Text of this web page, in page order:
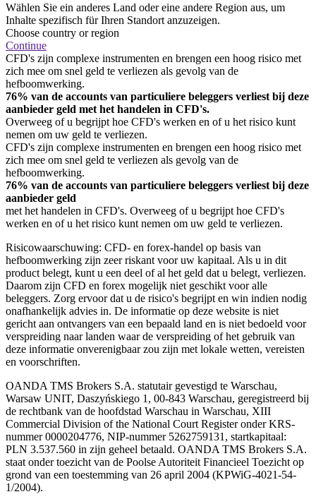
Wählen Sie ein anderes Land oder eine andere Region aus, um
Inhalte spezifisch für Ihren Standort anzuzeigen.
Choose country or region
Continue
CFD's zijn complexe instrumenten en brengen een hoog risico met
zich mee om snel geld te verliezen als gevolg van de
hefboomwerking.
76% van de accounts van particuliere beleggers verliest bij deze
aanbieder geld met het handelen in CFD's.
Overweeg of u begrijpt hoe CFD's werken en of u het risico kunt
nemen om uw geld te verliezen.
CFD's zijn complexe instrumenten en brengen een hoog risico met
zich mee om snel geld te verliezen als gevolg van de
hefboomwerking.
76% van de accounts van particuliere beleggers verliest bij deze
aanbieder geld
met het handelen in CFD's. Overweeg of u begrijpt hoe CFD's
werken en of u het risico kunt nemen om uw geld te verliezen.
Risicowaarschuwing: CFD- en forex-handel op basis van
hefboomwerking zijn zeer riskant voor uw kapitaal. Als u in dit
product belegt, kunt u een deel of al het geld dat u belegt, verliezen.
Daarom zijn CFD en forex mogelijk niet geschikt voor alle
beleggers. Zorg ervoor dat u de risico's begrijpt en win indien nodig
onafhankelijk advies in. De informatie op deze website is niet
gericht aan ontvangers van een bepaald land en is niet bedoeld voor
verspreiding naar landen waar de verspreiding of het gebruik van
deze informatie onverenigbaar zou zijn met lokale wetten, vereisten
en voorschriften.
OANDA TMS Brokers S.A. statutair gevestigd te Warschau,
Warsaw UNIT, Daszyńskiego 1, 00-843 Warschau, geregistreerd bij
de rechtbank van de hoofdstad Warschau in Warschau, XIII
Commercial Division of the National Court Register onder KRS-
nummer 0000204776, NIP-nummer 5262759131, startkapitaal:
PLN 3.537.560 in zijn geheel betaald. OANDA TMS Brokers S.A.
staat onder toezicht van de Poolse Autoriteit Financieel Toezicht op
grond van een toestemming van 26 april 2004 (KPWiG-4021-54-
1/2004).